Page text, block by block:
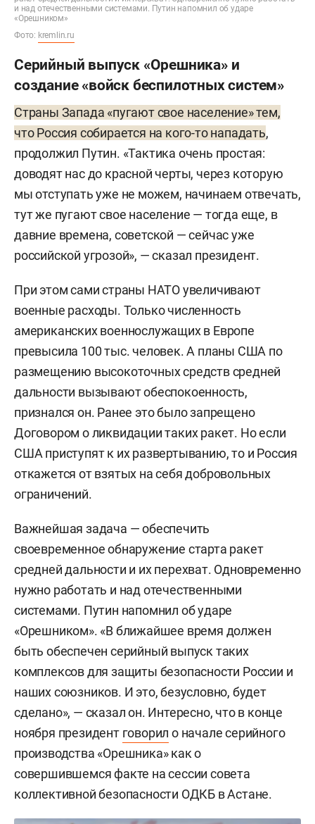
и над отечественными системами. Путин напомнил об ударе
«Орешником»
Фото: kremlin.ru
Серийный выпуск «Орешника» и
создание «войск беспилотных систем»
Страны Запада «пугают свое население» тем,
что Россия собирается на кого-то нападать,
продолжил Путин. «Тактика очень простая:
доводят нас до красной черты, через которую
мы отступать уже не можем, начинаем отвечать,
тут же пугают свое население — тогда еще, в
давние времена, советской — сейчас уже
российской угрозой», — сказал президент.
При этом сами страны НАТО увеличивают
военные расходы. Только численность
американских военнослужащих в Европе
превысила 100 тыс. человек. А планы США по
размещению высокоточных средств средней
дальности вызывают обеспокоенность,
признался он. Ранее это было запрещено
Договором о ликвидации таких ракет. Но если
США приступят к их развертыванию, то и Россия
откажется от взятых на себя добровольных
ограничений.
Важнейшая задача — обеспечить
своевременное обнаружение старта ракет
средней дальности и их перехват. Одновременно
нужно работать и над отечественными
системами. Путин напомнил об ударе
«Орешником». «В ближайшее время должен
быть обеспечен серийный выпуск таких
комплексов для защиты безопасности России и
наших союзников. И это, безусловно, будет
сделано», — сказал он. Интересно, что в конце
ноября президент говорил о начале серийного
производства «Орешника» как о
совершившемся факте на сессии совета
коллективной безопасности ОДКБ в Астане.